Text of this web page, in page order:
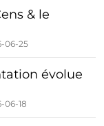
& le
06-25
évolue
06-18